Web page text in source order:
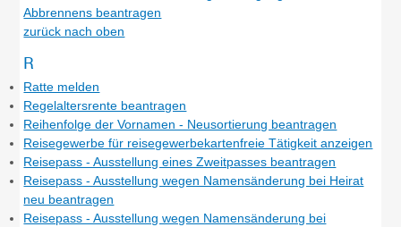
Abbrennens beantragen
zurück nach oben
R
Ratte melden
Regelaltersrente beantragen
Reihenfolge der Vornamen - Neusortierung beantragen
Reisegewerbe für reisegewerbekartenfreie Tätigkeit anzeigen
Reisepass - Ausstellung eines Zweitpasses beantragen
Reisepass - Ausstellung wegen Namensänderung bei Heirat
neu beantragen
Reisepass - Ausstellung wegen Namensänderung bei